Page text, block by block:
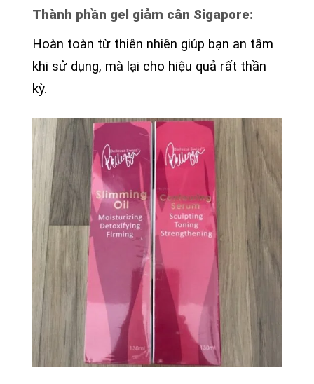
Thành phần gel giảm cân Sigapore:
Hoàn toàn từ thiên nhiên giúp bạn an tâm
khi sử dụng, mà lại cho hiệu quả rất thần
kỳ.